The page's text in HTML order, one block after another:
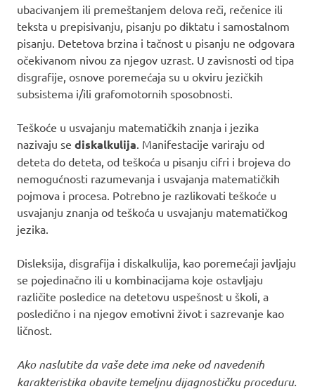
ubacivanjem ili premeštanjem delova reči, rečenice ili
teksta u prepisivanju, pisanju po diktatu i samostalnom
pisanju. Detetova brzina i tačnost u pisanju ne odgovara
očekivanom nivou za njegov uzrast. U zavisnosti od tipa
disgrafije, osnove poremećaja su u okviru jezičkih
subsistema i/ili grafomotornih sposobnosti.
Teškoće u usvajanju matematičkih znanja i jezika
nazivaju se diskalkulija . Manifestacije variraju od
deteta do deteta, od teškoća u pisanju cifri i brojeva do
nemogućnosti razumevanja i usvajanja matematičkih
pojmova i procesa. Potrebno je razlikovati teškoće u
usvajanju znanja od teškoća u usvajanju matematičkog
jezika.
Disleksija, disgrafija i diskalkulija, kao poremećaji javljaju
se pojedinačno ili u kombinacijama koje ostavljaju
različite posledice na detetovu uspešnost u školi, a
posledično i na njegov emotivni život i sazrevanje kao
ličnost.
Ako naslutite da vaše dete ima neke od navedenih
karakteristika obavite temeljnu dijagnostičku proceduru.